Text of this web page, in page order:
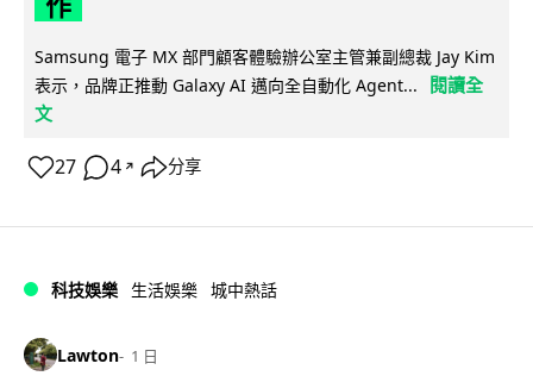
作
Samsung 電子 MX 部門顧客體驗辦公室主管兼副總裁 Jay Kim
表示，品牌正推動 Galaxy AI 邁向全自動化 Agent...
閱讀全
文
27 4 ↗ 分享
科技娛樂 生活娛樂 城中熱話
Lawton 1 日